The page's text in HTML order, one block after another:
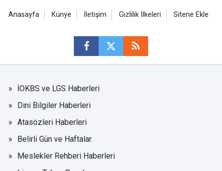
Anasayfa Künye İletişim Gizlilik İlkeleri Sitene Ekle
İOKBS ve LGS Haberleri
Dini Bilgiler Haberleri
Atasözleri Haberleri
Belirli Gün ve Haftalar
Meslekler Rehberi Haberleri